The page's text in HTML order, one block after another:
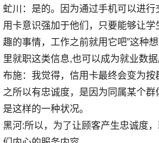
虻川：是的。因为通过手机可以进
用卡意识强加于他们，只要能够让学
趣的事情，工作之前就用它吧”这种
里就职这类信息,也可以成为就业数据
布施：我觉得，信用卡最终会变为
之所以有忠诚度，是因为同属某个
是这样的一种状况。
黑河:所以，为了让顾客产生忠诚度